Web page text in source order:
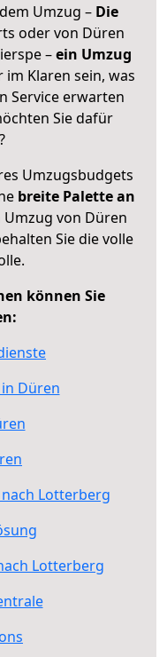
Umzug – Die
oder von Düren
–ein Umzug
Klaren sein, was
Service erwarten
Sie dafür
Umzugsbudgets
breite Palette an
von Düren
Sie die volle
können Sie
Düren
Lotterberg
Lotterberg